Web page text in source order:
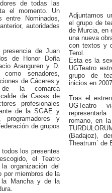
de todas las
el momento. Un
entre Nominados,
autoridades
de Juan
de Honor Doña
Aranguren y D.
senadores,
de Cáceres y
de la comarca
de Casas de
profesionales
de la SGAE y
programadores y
de grupos
los presentes
el Teatro
organización del
por miembros de la
la Mancha y de la
Adjuntamos
el grupo de
de Murcia, en
una nueva
con textos y
Terol.
Esta es la
UGTeatro
grupo de
inicios en
Tras el
UGTeatro
romano, en
(Badajoz),
Theatrum´ de